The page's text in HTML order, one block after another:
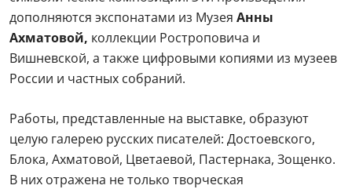
дополняются экспонатами из Музея Анны
Ахматовой, коллекции Ростроповича и
Вишневской, а также цифровыми копиями из музеев
России и частных собраний.
Работы, представленные на выставке, образуют
целую галерею русских писателей: Достоевского,
Блока, Ахматовой, Цветаевой, Пастернака, Зощенко.
В них отражена не только творческая